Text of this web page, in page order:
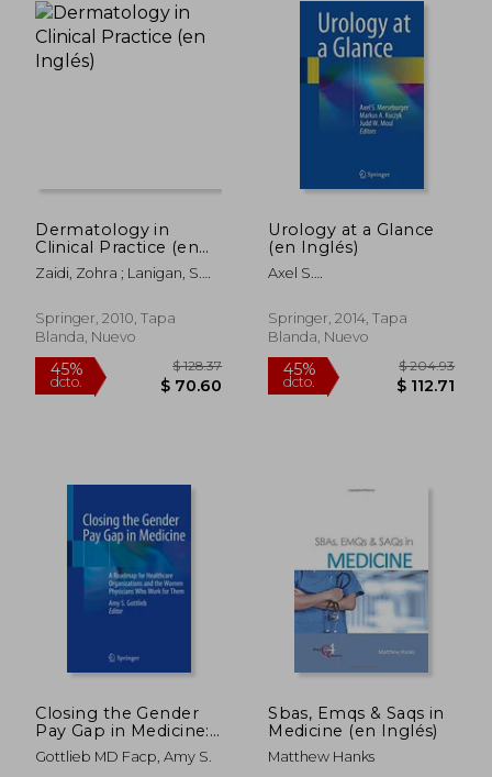
40%
dcto. $ 35.53
45%
dcto. $
Dermatology in
Clinical Practice (en
Inglés)
Zaidi, Zohra ; Lanigan, S.
Springer, 2010, Tapa
Blanda, Nuevo
Urology at a Glance
(en Inglés)
Axel S.
Kuczyk,Judd W. Moul
Springer, 2014, Tapa
Blanda, Nuevo
Closing the Gender
Pay Gap in Medicine:
A Roadmap for
Healthcare
Gottlieb MD Facp, Amy S.
Sbas, Emqs & Saqs in
Medicine (en Inglés)
Matthew Hanks